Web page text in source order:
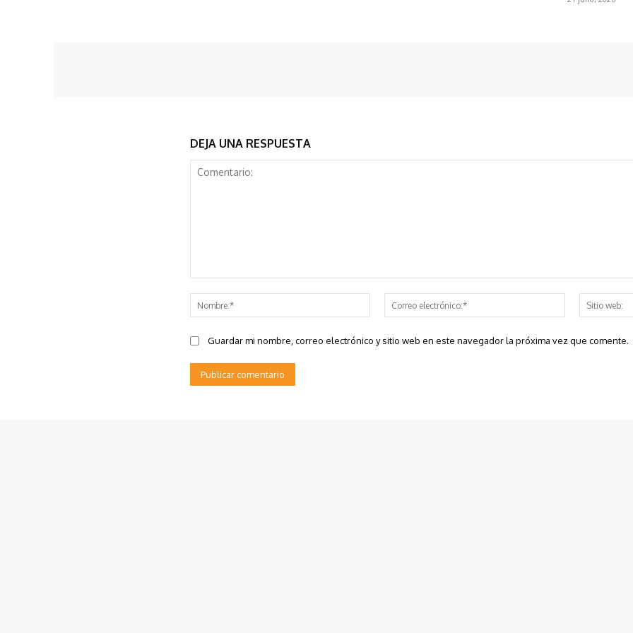
DEJA UNA RESPUESTA
Nombre:*
Correo
electrónico:*
Guardar mi nombre, correo electrónico y sitio web en este navegador la próxima vez que comente.